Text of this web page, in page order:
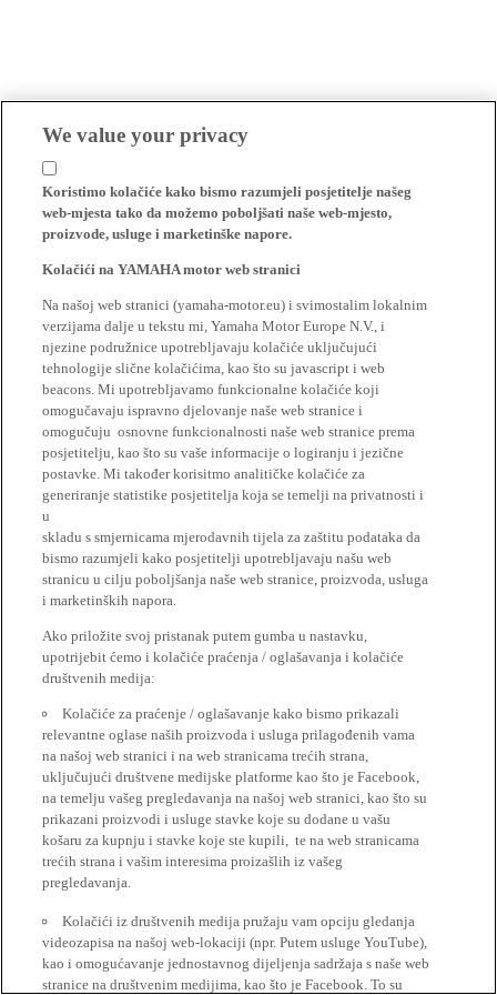
We value your privacy
Koristimo kolačiće kako bismo razumjeli posjetitelje našeg
web-mjesta tako da možemo poboljšati naše web-mjesto,
proizvode, usluge i marketinške napore.
Kolačići na YAMAHA motor web stranici
Na našoj web stranici (yamaha-motor.eu) i svimostalim lokalnim
verzijama dalje u tekstu mi, Yamaha Motor Europe N.V., i
njezine podružnice upotrebljavaju kolačiće uključujući
tehnologije slične kolačićima, kao što su javascript i web
beacons. Mi upotrebljavamo funkcionalne kolačiće koji
omogučavaju ispravno djelovanje naše web stranice i
omogučuju osnovne funkcionalnosti naše web stranice prema
posjetitelju, kao što su vaše informacije o logiranju i jezične
postavke. Mi također korisitmo analitičke kolačiće za
generiranje statistike posjetitelja koja se temelji na privatnosti i
u
skladu s smjernicama mjerodavnih tijela za zaštitu podataka da
bismo razumjeli kako posjetitelji upotrebljavaju našu web
stranicu u cilju poboljšanja naše web stranice, proizvoda, usluga
i marketinških napora.
Ako priložite svoj pristanak putem gumba u nastavku,
upotrijebit ćemo i kolačiće praćenja / oglašavanja i kolačiće
društvenih medija:
Kolačiće za praćenje / oglašavanje kako bismo prikazali
relevantne oglase naših proizvoda i usluga prilagođenih vama
na našoj web stranici i na web stranicama trećih strana,
uključujući društvene medijske platforme kao što je Facebook,
na temelju vašeg pregledavanja na našoj web stranici, kao što su
prikazani proizvodi i usluge stavke koje su dodane u vašu
košaru za kupnju i stavke koje ste kupili, te na web stranicama
trećih strana i vašim interesima proizašlih iz vašeg
pregledavanja.
Kolačići iz društvenih medija pružaju vam opciju gledanja
videozapisa na našoj web-lokaciji (npr. Putem usluge YouTube),
kao i omogućavanje jednostavnog dijeljenja sadržaja s naše web
stranice na društvenim medijima, kao što je Facebook. To su